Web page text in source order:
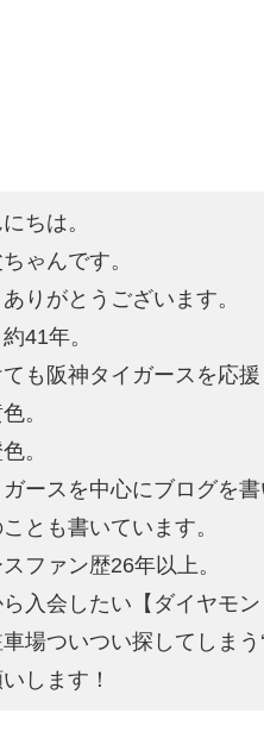
ちは。
ゃんです。
りがとうございます。
41年。
も阪神タイガースを応援
。
。
ースを中心にブログを書
ことも書いています。
ファン歴26年以上。
入会したい【ダイヤモン
場ついつい探してしまう
します！